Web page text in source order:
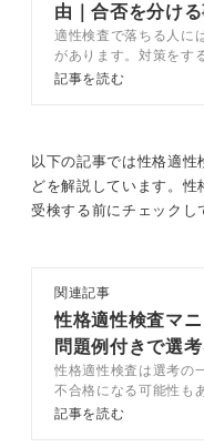
ためにも、性格検査
が良いでしょう。
もし性格検査で落ち
響があるわけではあ
また、さまざまな適
上で体験できる問題
とをおすすめします
由｜合否を分け
を検査別で解説
適性検査で落ちる人に
があります。対策をす
る可能性は下げられる
う。
記事を読む
以下の記事では性格適
どを解説しています。性
受検する前にチェックし
関連記事
性格適性検査マニ
問題例付きで選
進める対策を解説
性格適性検査は選考の
不合格になる可能性も
の記事では性格適性検
記事を読む